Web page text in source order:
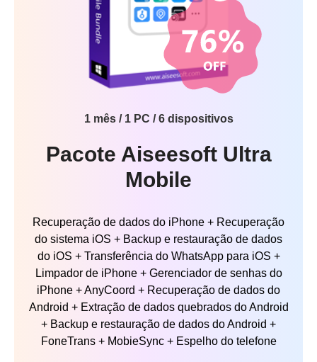
1 mês / 1 PC / 6 dispositivos
Pacote Aiseesoft Ultra
Mobile
Recuperação de dados do iPhone + Recuperação
do sistema iOS + Backup e restauração de dados
do iOS + Transferência do WhatsApp para iOS +
Limpador de iPhone + Gerenciador de senhas do
iPhone + AnyCoord + Recuperação de dados do
Android + Extração de dados quebrados do Android
+ Backup e restauração de dados do Android +
FoneTrans + MobieSync + Espelho do telefone